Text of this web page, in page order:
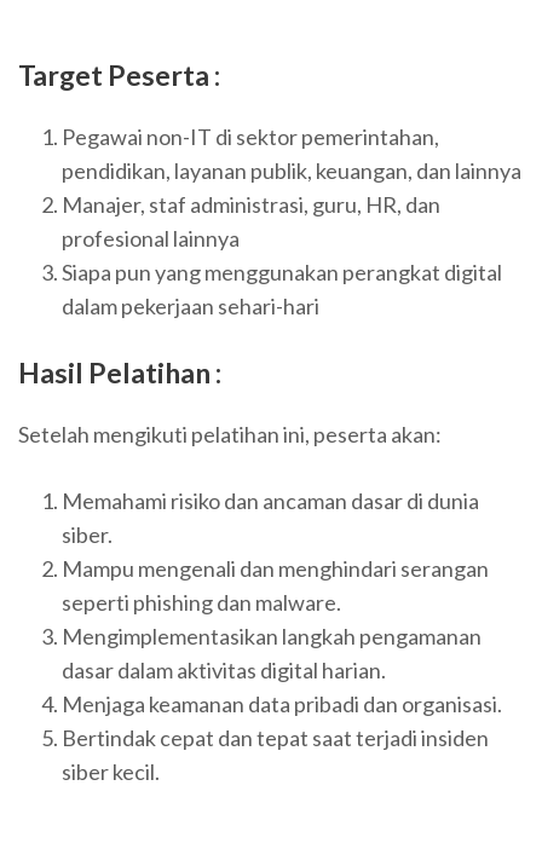
Target Peserta :
Pegawai non-IT di sektor pemerintahan,
pendidikan, layanan publik, keuangan, dan lainnya
Manajer, staf administrasi, guru, HR, dan
profesional lainnya
Siapa pun yang menggunakan perangkat digital
dalam pekerjaan sehari-hari
Hasil Pelatihan :
Setelah mengikuti pelatihan ini, peserta akan:
Memahami risiko dan ancaman dasar di dunia
siber.
Mampu mengenali dan menghindari serangan
seperti phishing dan malware.
Mengimplementasikan langkah pengamanan
dasar dalam aktivitas digital harian.
Menjaga keamanan data pribadi dan organisasi.
Bertindak cepat dan tepat saat terjadi insiden
siber kecil.